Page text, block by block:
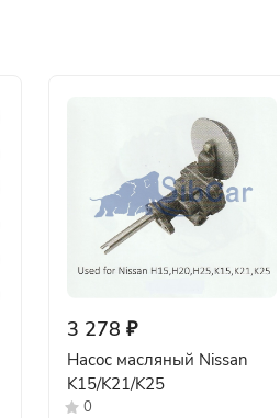
3 278 ₽
Насос масляный Nissan
K15/K21/K25
0